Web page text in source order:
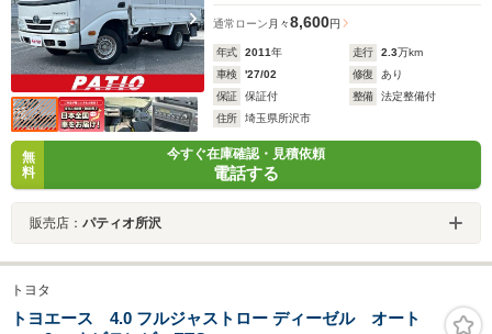
通常ローン 月々8,600円
年式 2011年 走行 2.3万km
車検
'27/02 修復
あり
保証
保証付 整備
法定整備付
住所
埼玉県所沢市
無
料
今すぐ在庫確認・見積依頼
電話する
販売店： パティオ所沢
トヨタ
トヨエース 4.0 フルジャストロー ディーゼル オート